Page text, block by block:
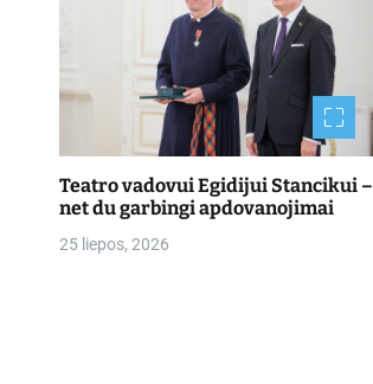
Teatro vadovui Egidijui Stancikui –
net du garbingi apdovanojimai
25 liepos, 2026